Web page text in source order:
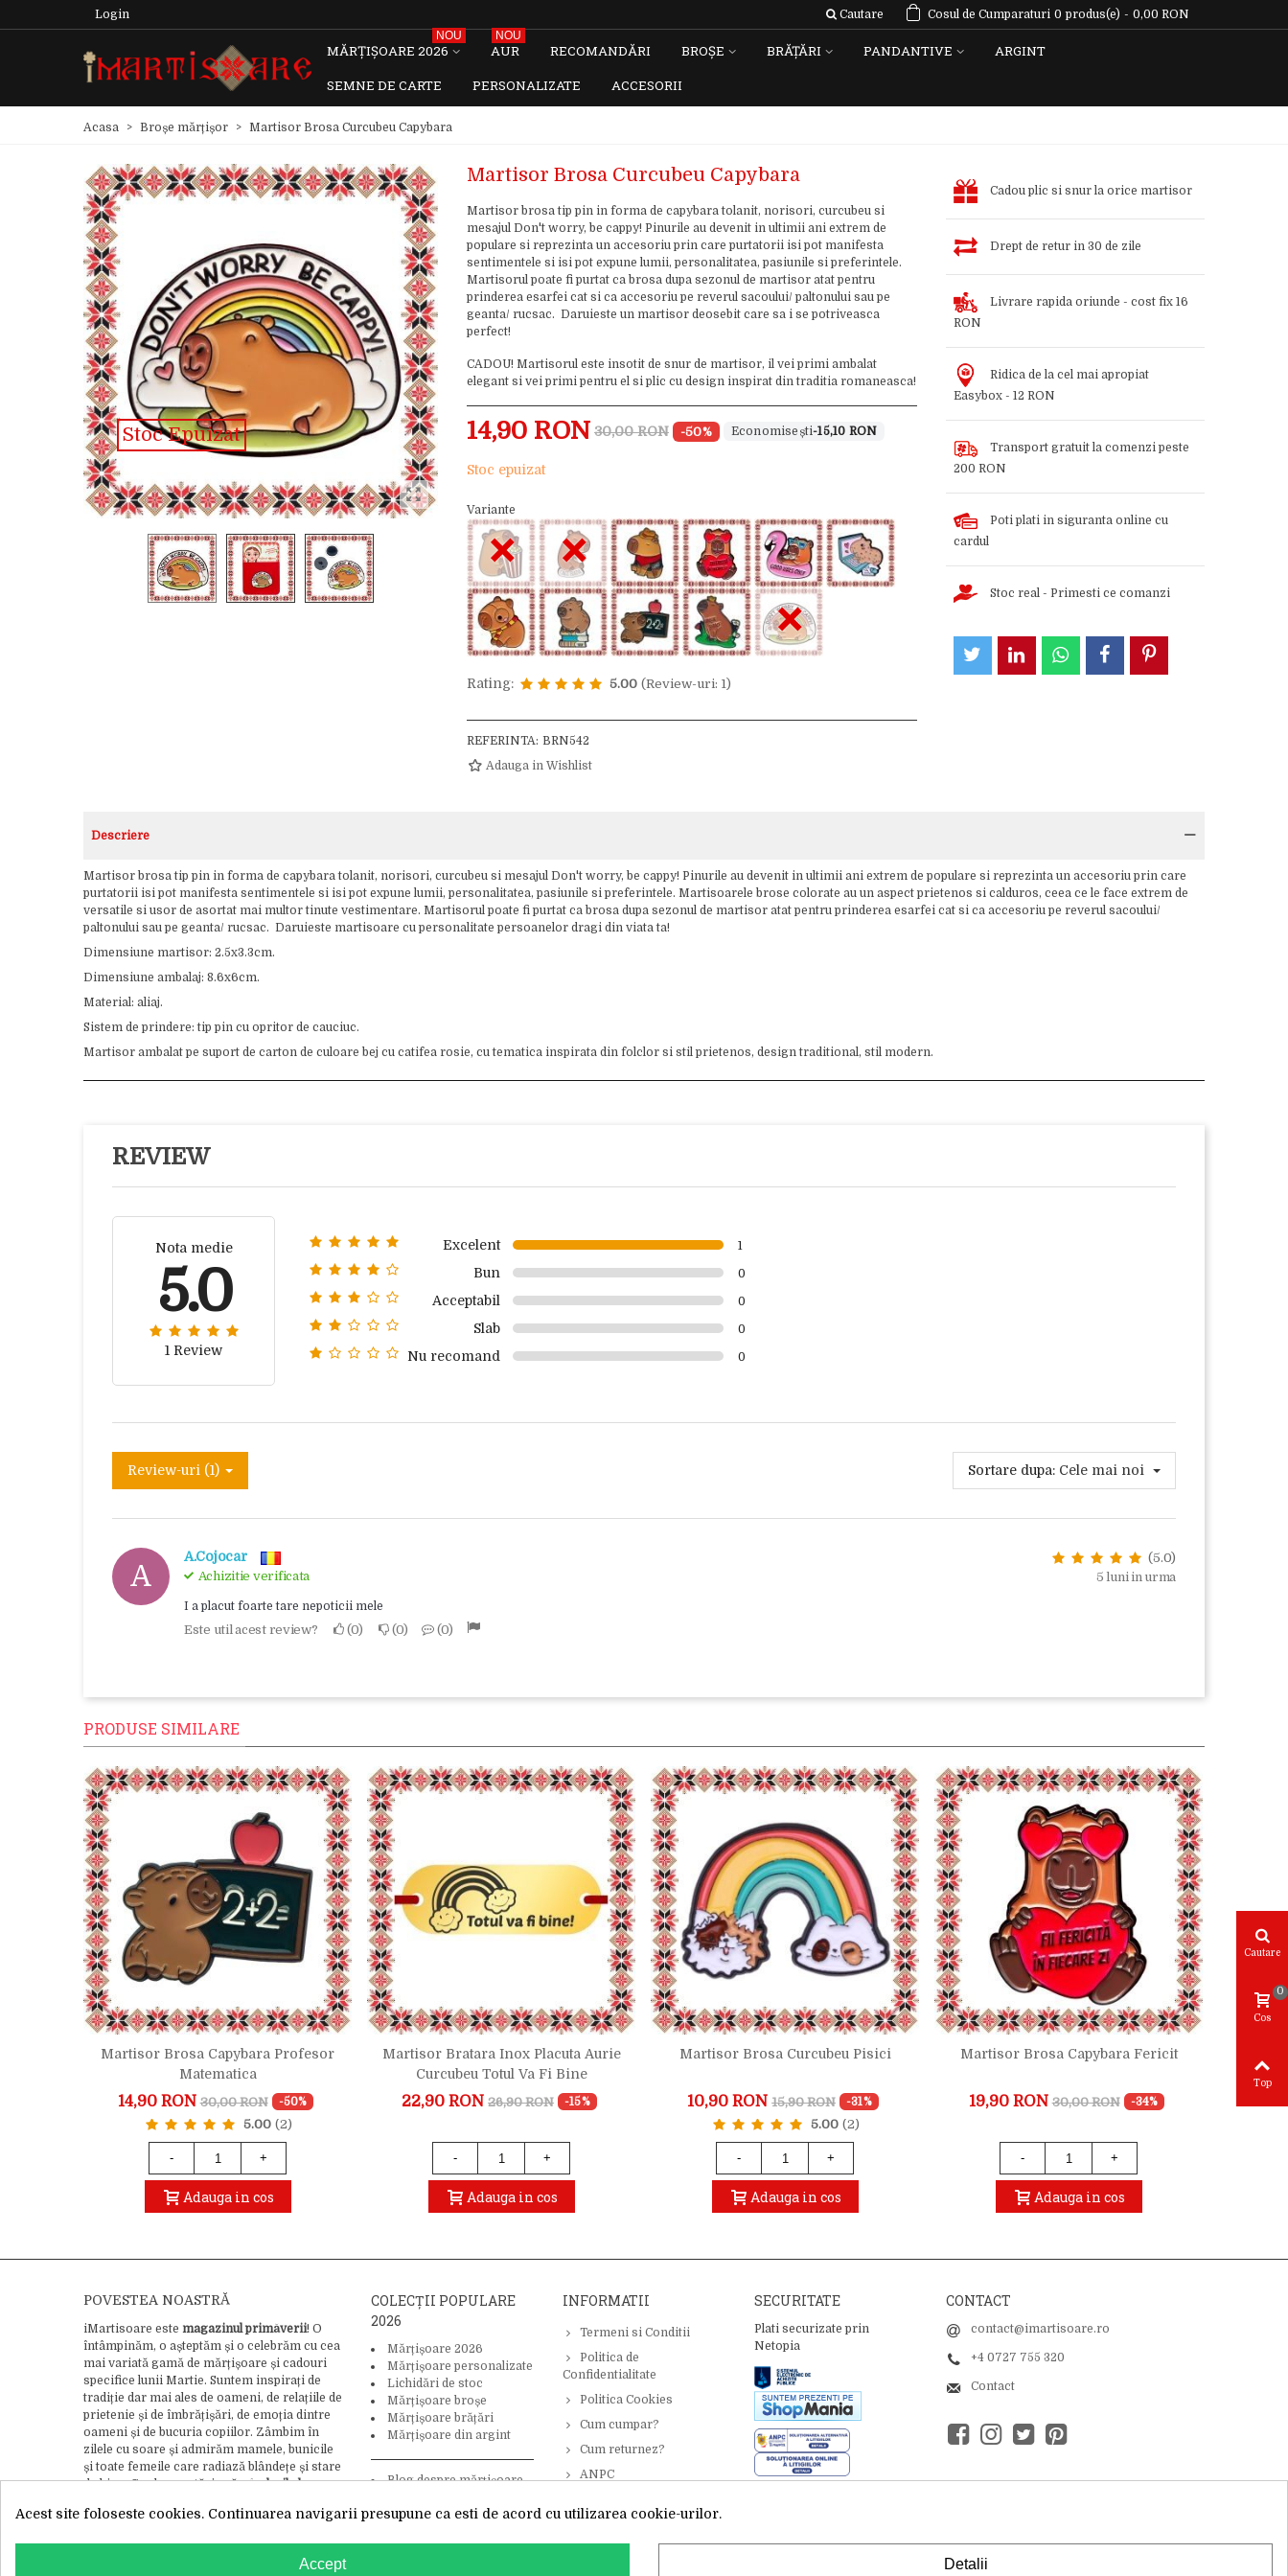
Login Cautare Cosul de Cumparaturi 0 produs(e) - 0,00 RON
MĂRȚIȘOARE 2026
NOU
AUR
NOU
RECOMANDĂRI BROȘE BRĂȚĂRI PANDANTIVE
ARGINT
SEMNE DE CARTE
PERSONALIZATE ACCESORII
Acasa > Broșe mărțișor > Martisor Brosa Curcubeu Capybara
Stoc Epuizat
Martisor Brosa Curcubeu Capybara
Martisor brosa tip pin in forma de capybara tolanit, norisori, curcubeu si
mesajul Don't worry, be cappy! Pinurile au devenit in ultimii ani extrem de
populare si reprezinta un accesoriu prin care purtatorii isi pot manifesta
sentimentele si isi pot expune lumii, personalitatea, pasiunile si preferintele.
Martisorul poate fi purtat ca brosa dupa sezonul de martisor atat pentru
prinderea esarfei cat si ca accesoriu pe reverul sacoului/ paltonului sau pe
geanta/ rucsac. Daruieste un martisor deosebit care sa i se potriveasca
perfect!
CADOU! Martisorul este insotit de snur de martisor, il vei primi ambalat
elegant si vei primi pentru el si plic cu design inspirat din traditia romaneasca!
14,90 RON 30,00 RON -50% -15,10 RON
Stoc epuizat
Variante
×
×
×
Rating: 5.00 (Review-uri: 1)
REFERINTA: BRN542
Adauga in Wishlist
Cadou plic si snur la orice martisor
Drept de retur in 30 de zile
Livrare rapida oriunde - cost fix 16
RON
Ridica de la cel mai apropiat
Easybox - 12 RON
Transport gratuit la comenzi peste
200 RON
Poti plati in siguranta online cu
cardul
Stoc real - Primesti ce comanzi
Descriere
Martisor brosa tip pin in forma de capybara tolanit, norisori, curcubeu si mesajul Don't worry, be cappy! Pinurile au devenit in ultimii ani extrem de populare si reprezinta un accesoriu prin care
purtatorii isi pot manifesta sentimentele si isi pot expune lumii, personalitatea, pasiunile si preferintele. Martisoarele brose colorate au un aspect prietenos si calduros, ceea ce le face extrem de
versatile si usor de asortat mai multor tinute vestimentare. Martisorul poate fi purtat ca brosa dupa sezonul de martisor atat pentru prinderea esarfei cat si ca accesoriu pe reverul sacoului/
paltonului sau pe geanta/ rucsac. Daruieste martisoare cu personalitate persoanelor dragi din viata ta!
Dimensiune martisor: 2.5x3.3cm.
Dimensiune ambalaj: 8.6x6cm.
Material: aliaj.
Sistem de prindere: tip pin cu opritor de cauciuc.
Martisor ambalat pe suport de carton de culoare bej cu catifea rosie, cu tematica inspirata din folclor si stil prietenos, design traditional, stil modern.
REVIEW
Nota medie
5.0
1 Review
Excelent 1
Bun 0
Acceptabil 0
Slab 0
Nu recomand 0
Review-uri (1) Sortare dupa: Cele mai noi
A
A.Cojocar
Achizitie verificata
(5.0)
5 luni in urma
I a placut foarte tare nepoticii mele
Este util acest review? 0 0 0
PRODUSE SIMILARE
Martisor Brosa Capybara Profesor
Matematica
14,90 RON 30,00 RON -50%
5.00 (2)
- +
Adauga in cos
Martisor Bratara Inox Placuta Aurie
Curcubeu Totul Va Fi Bine
22,90 RON 26,90 RON -15%
- +
Adauga in cos
Martisor Brosa Curcubeu Pisici
10,90 RON 15,90 RON -31%
5.00 (2)
- +
Adauga in cos
Martisor Brosa Capybara Fericit
19,90 RON 30,00 RON -34%
- +
Adauga in cos
POVESTEA NOASTRĂ
iMartisoare este magazinul primăverii! O
întâmpinăm, o așteptăm și o celebrăm cu cea
mai variată gamă de mărțișoare și cadouri
specifice lunii Martie. Suntem inspirați de
tradiție dar mai ales de oameni, de relațiile de
prietenie și de îmbrățișări, de emoția dintre
oameni și de bucuria copiilor. Zâmbim în
zilele cu soare și admirăm mamele, bunicile
și toate femeile care radiază blândețe și stare
de bine. Credem cu tărie căgândurile bune
și iubire ca ingredient final în crearea
COLECȚII POPULARE
2026
Mărțișoare 2026
Mărțișoare personalizate
Lichidări de stoc
Mărțișoare broșe
Mărțișoare brățări
Mărțișoare din argint
Blog despre mărțișoare –
INFORMATII
Termeni si Conditii
Politica de
Confidentialitate
Politica Cookies
Cum cumpar?
Cum returnez?
ANPC
SECURITATE
Plati securizate prin
Netopia
CONTACT
contact@imartisoare.ro
+4 0727 755 320
Contact
Cautare
Cos
0
Top
Acest site foloseste cookies. Continuarea navigarii presupune ca esti de acord cu utilizarea cookie-urilor.
Accept Detalii